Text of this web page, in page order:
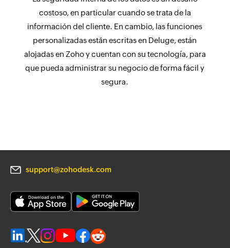
costoso, en particular cuando se trata de la
información del cliente. En cambio, las funciones
personalizadas están escritas en Deluge, están
alojadas en Zoho y cuentan con su tecnología, para
que pueda administrar su negocio de forma fácil y
segura.
support@zohodesk.com